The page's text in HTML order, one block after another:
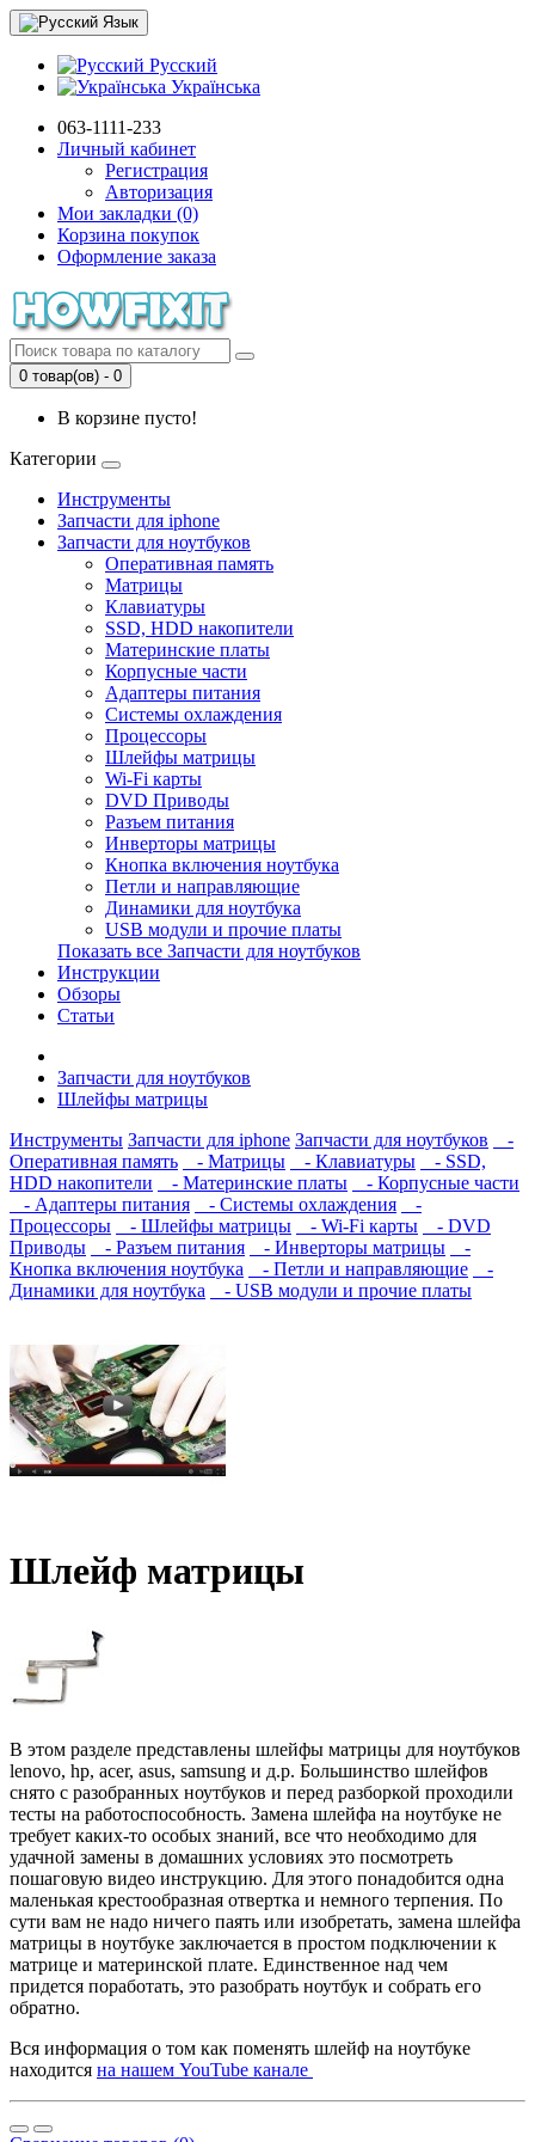
Язык
Русский
Українська
063-1111-233
Личный кабинет
Регистрация
Авторизация
Мои закладки (0)
Корзина покупок
Оформление заказа
0 товар(ов) - 0
В корзине пусто!
Категории
Инструменты
Запчасти для iphone
Запчасти для ноутбуков
Оперативная память
Матрицы
Клавиатуры
SSD, HDD накопители
Материнские платы
Корпусные части
Адаптеры питания
Системы охлаждения
Процессоры
Шлейфы матрицы
Wi-Fi карты
DVD Приводы
Разъем питания
Инверторы матрицы
Кнопка включения ноутбука
Петли и направляющие
Динамики для ноутбука
USB модули и прочие платы
Показать все Запчасти для ноутбуков
Инструкции
Обзоры
Статьи
Запчасти для ноутбуков
Шлейфы матрицы
Инструменты Запчасти для iphone Запчасти для ноутбуков
-
Оперативная память
- Матрицы - Клавиатуры
- SSD,
HDD накопители
- Материнские платы
- Корпусные части
- Адаптеры питания
- Системы охлаждения
-
Процессоры
- Шлейфы матрицы - Wi-Fi карты
- DVD
Приводы
- Разъем питания - Инверторы матрицы
-
Кнопка включения ноутбука
- Петли и направляющие
-
Динамики для ноутбука
- USB модули и прочие платы
Шлейф матрицы
В этом разделе представлены шлейфы матрицы для ноутбуков
lenovo, hp, acer, asus, samsung и д.р. Большинство шлейфов
снято с разобранных ноутбуков и перед разборкой проходили
тесты на работоспособность. Замена шлейфа на ноутбуке не
требует каких-то особых знаний, все что необходимо для
удачной замены в домашних условиях это посмотреть
пошаговую видео инструкцию. Для этого понадобится одна
маленькая крестообразная отвертка и немного терпения. По
сути вам не надо ничего паять или изобретать, замена шлейфа
матрицы в ноутбуке заключается в простом подключении к
матрице и материнской плате. Единственное над чем
придется поработать, это разобрать ноутбук и собрать его
обратно.
Вся информация о том как поменять шлейф на ноутбуке
находится на нашем YouTube канале